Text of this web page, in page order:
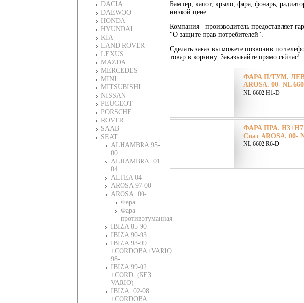
DACIA
DAEWOO
HONDA
HYUNDAI
KIA
LAND ROVER
LEXUS
MAZDA
MERCEDES
MINI
MITSUBISHI
NISSAN
PEUGEOT
PORSCHE
ROVER
SAAB
SEAT
ALHAMBRA 95-
00
ALHAMBRA. 01-
04
ALTEA 04-
AROSA 97-00
AROSA. 00-
Фара
Фара
противотуманная
IBIZA 85-90
IBIZA 90-93
IBIZA 93-99
+CORDOBA+VARIO
98-
IBIZA 99-02
+CORD. (БЕЗ
VARIO)
IBIZA. 02-08
+CORDOBA
Бампер, капот, крыло, фара, фонарь,
низкой цене
Компания - производитель предоставляет
"О защите прав потребителей".
Сделать заказ вы можете позвонив по
товар в корзину. Заказывайте прямо сейчас!
ФАРА П/ТУМ. ЛЕВ.
AROSA. 00- NL
NL 6602 H1-D
ФАРА ПРА. H3+H7
Сиат AROSA. 00-
NL 6602 R6-D